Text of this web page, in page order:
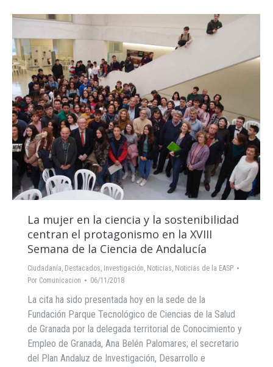
La mujer en la ciencia y la sostenibilidad
centran el protagonismo en la XVIII
Semana de la Ciencia de Andalucía
Ciudadanía, Destacados, Investigación, Noticias, Noticias de la EASP
Por Comunicacion 06/11/2018
La cita ha sido presentada hoy en la sede de la
Fundación Parque Tecnológico de Ciencias de la Salud
de Granada por la delegada territorial de Conocimiento y
Empleo de Granada, Ana Belén Palomares; el secretario
del Plan Andaluz de Investigación, Desarrollo e